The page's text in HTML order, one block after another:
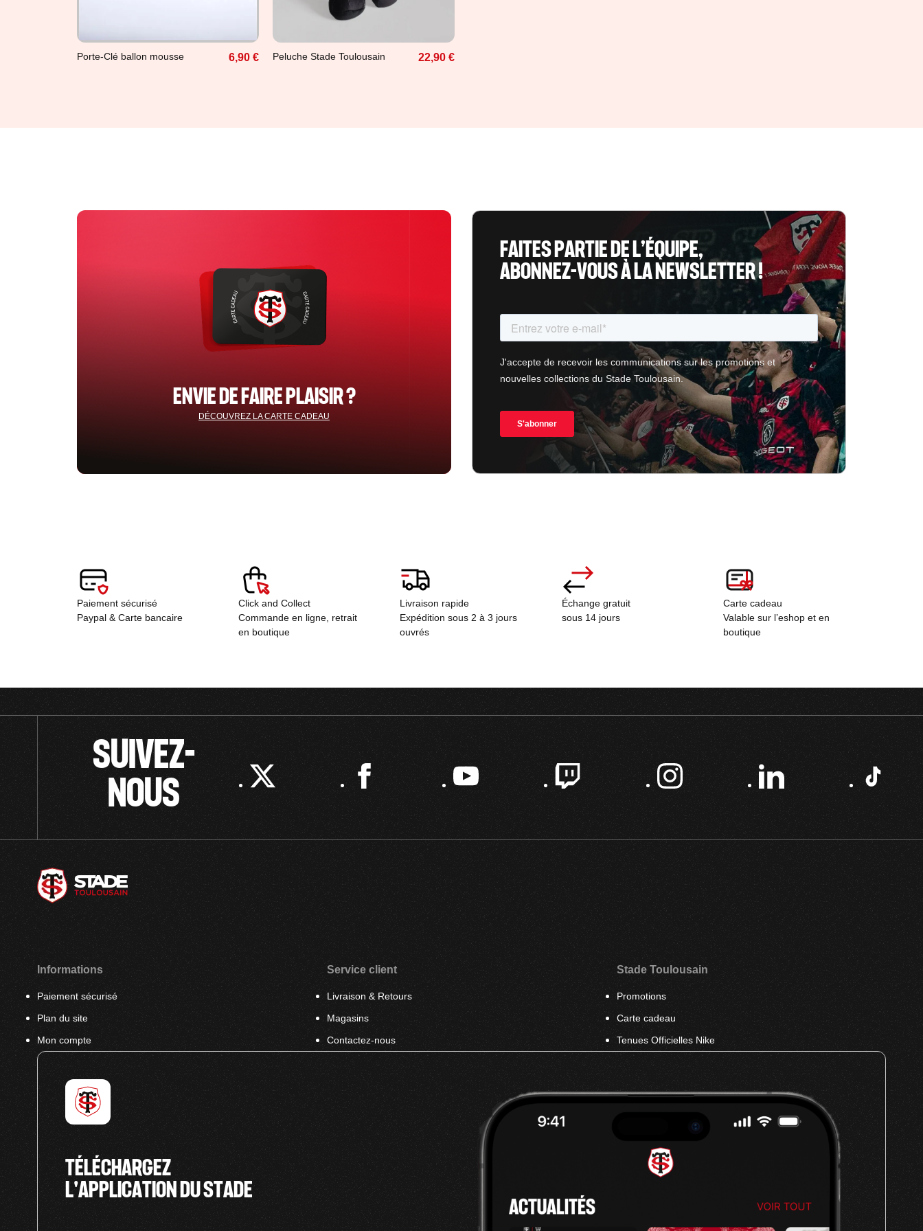
Porte-Clé ballon mousse 6,90 € Peluche Stade Toulousain 22,90 €
ENVIE DE FAIRE PLAISIR ?
DÉCOUVREZ LA CARTE CADEAU
FAITES PARTIE DE L’ÉQUIPE,
ABONNEZ-VOUS À LA NEWSLETTER !
Paiement sécurisé
Paypal & Carte bancaire
Click and Collect
Commande en ligne, retrait
en boutique
Livraison rapide
Expédition sous 2 à 3 jours
ouvrés
Échange gratuit
sous 14 jours
Carte cadeau
Valable sur l’eshop et en
boutique
SUIVEZ-
NOUS
Informations
Paiement sécurisé
Plan du site
Mon compte
Service client
Livraison & Retours
Magasins
Contactez-nous
Stade Toulousain
Promotions
Carte cadeau
Tenues Officielles Nike
TÉLÉCHARGEZ
L'APPLICATION DU STADE